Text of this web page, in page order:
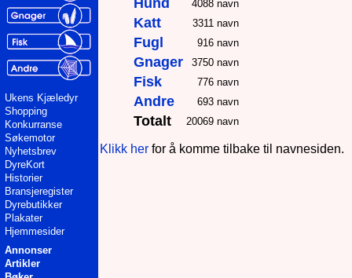
Ukens Kjæledyr
Shopping
Konkurranse
Søkemotor
Nyhetsbrev
DyreKort
Historier
Bransjeregister
Dyrebutikker
Plakater
Hjemmesider
Annonser
Artikler
4088 navn
Katt 3311 navn
Fugl 916 navn
Gnager 3750 navn
Fisk 776 navn
Andre 693 navn
Totalt 20069 navn
Klikk her for å komme tilbake til navnesiden.